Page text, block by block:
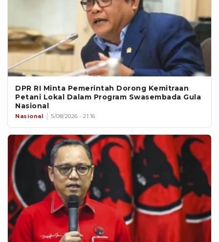
DPR RI Minta Pemerintah Dorong Kemitraan
Petani Lokal Dalam Program Swasembada Gula
Nasional
Nasional 5/08/2026 - 21:16